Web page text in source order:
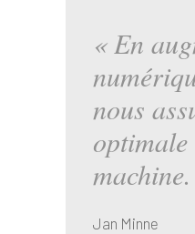
« En
nous
optimale
Jan Minne